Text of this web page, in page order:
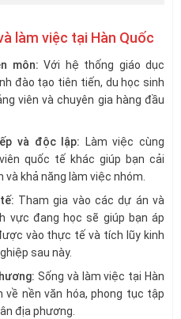
làm việc tại Hàn Quốc
môn:Với hệ thống giáo dục
đào tạo tiên tiến, du học sinh
viên và chuyên gia hàng đầu
và độc lập: Làm việc cùng
quốc tế khác giúp bạn cải
khả năng làm việc nhóm.
Tham gia vào các dự án và
vực đang học sẽ giúp bạn áp
vào thực tế và tích lũy kinh
sau này.
Sống và làm việc tại Hàn
về nền văn hóa, phong tục tập
địa phương.